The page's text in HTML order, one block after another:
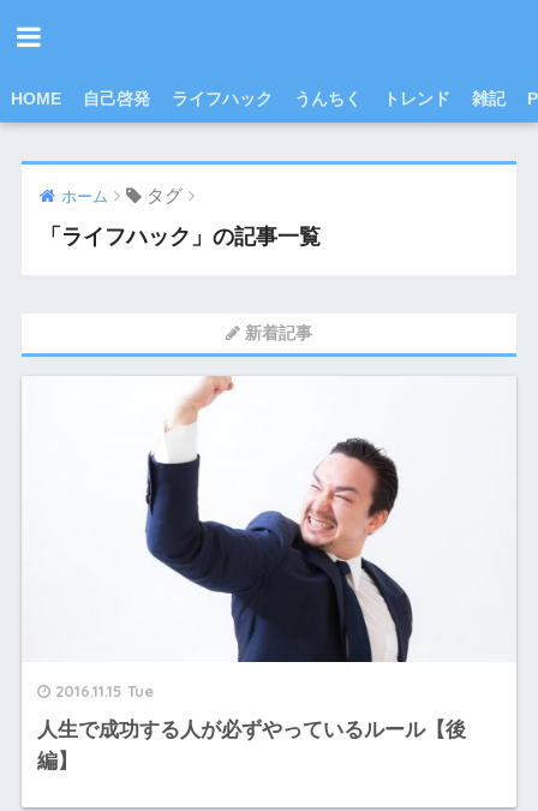
HOME 自己啓発 ライフハック うんちく トレンド 雑記
ホーム タグ
「ライフハック」の記事一覧
新着記事
2016.11.15 Tue
人生で成功する人が必ずやっているルール【後
編】